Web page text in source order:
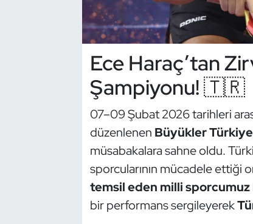
Ece Haraç’tan
Şampiyonu! 🇹🇷
07–09 Şubat 2026 tarihleri
düzenlenen Büyükler Türkiye
müsabakalara sahne oldu.
sporcularının mücadele ettiği
temsil eden milli sporcumuz
bir performans sergileyerek
Dövüş Sanatı